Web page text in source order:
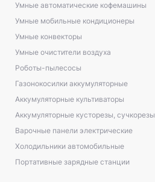
Умные автоматические кофемашины
Умные мобильные кондиционеры
Умные конвекторы
Умные очистители воздуха
Роботы-пылесосы
Газонокосилки аккумуляторные
Аккумуляторные культиваторы
Аккумуляторные кусторезы, сучкорезы
Варочные панели электрические
Холодильники автомобильные
Портативные зарядные станции